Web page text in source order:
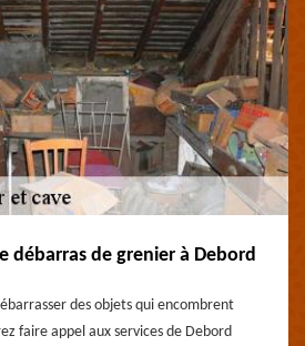
débarras de grenier à Debord
des objets qui encombrent
faire appel aux services de Debord